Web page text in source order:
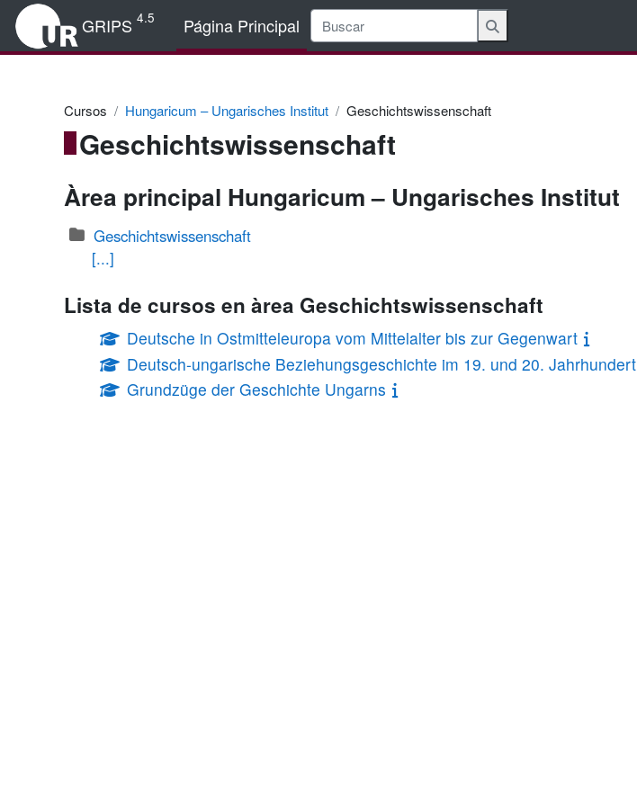
Salta al contenido principal
GRIPS 4.5 Página Principal
Cursos Hungaricum – Ungarisches Institut Geschichtswissenschaft
Geschichtswissenschaft
Àrea principal Hungaricum – Ungarisches Institut
Geschichtswissenschaft
[...]
Lista de cursos en àrea Geschichtswissenschaft
Deutsche in Ostmitteleuropa vom Mittelalter bis zur Gegenwart
Deutsch-ungarische Beziehungsgeschichte im 19. und 20. Jahrhundert
Grundzüge der Geschichte Ungarns